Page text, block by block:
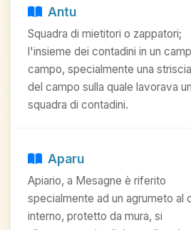
Antu
Squadra di mietitori o zappatori;
l'insieme dei contadini in un
campo, specialmente una striscia
del campo sulla quale lavorava
squadra di contadini.
Aparu
Apiario, a Mesagne è riferito
specialmente ad un agrumeto al
interno, protetto da mura, si